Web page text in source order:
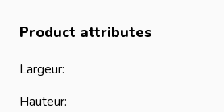
Product attributes
Largeur:
Hauteur: